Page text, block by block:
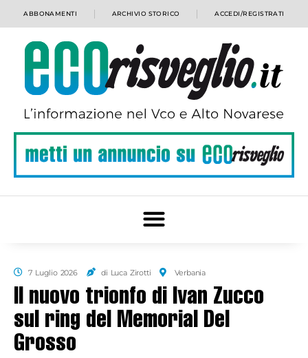
ABBONAMENTI ARCHIVIO STORICO ACCEDI/REGISTRATI
7 Luglio 2026 di Luca Zirotti Verbania
Il nuovo trionfo di Ivan Zucco
sul ring del Memorial Del
Grosso